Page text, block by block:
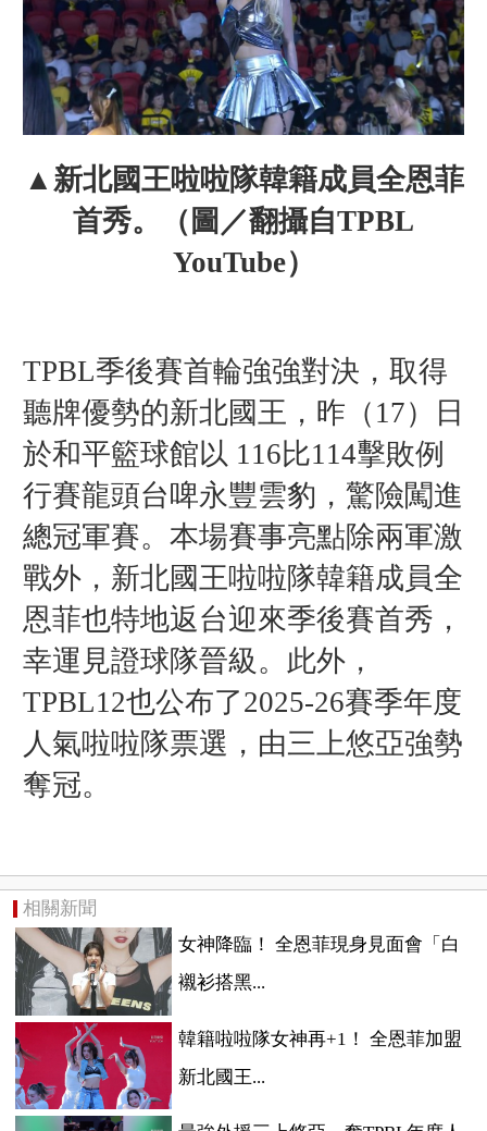
▲ 新北國王啦啦隊韓籍成員全恩菲
首秀。
（圖／翻攝自TPBL
YouTube）
TPBL季後賽首輪強強對決，取得
聽牌優勢的新北國王，昨（17）日
於和平籃球館以 116比114擊敗例
行賽龍頭台啤永豐雲豹，驚險闖進
總冠軍賽。本場賽事亮點除兩軍激
戰外，新北國王啦啦隊韓籍成員全
恩菲也特地返台迎來季後賽首秀，
幸運見證球隊晉級。此外，
TPBL12也公布了2025-26賽季年度
人氣啦啦隊票選，由三上悠亞強勢
奪冠。
相關新聞
女神降臨！ 全恩菲現身見面會「白
襯衫搭黑...
韓籍啦啦隊女神再+1！ 全恩菲加盟
新北國王...